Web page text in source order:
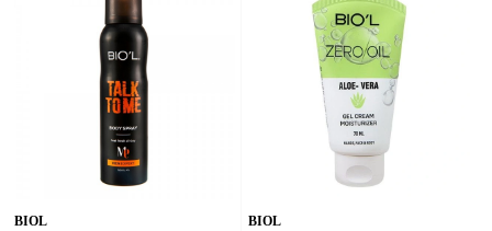
BIOL BIOL